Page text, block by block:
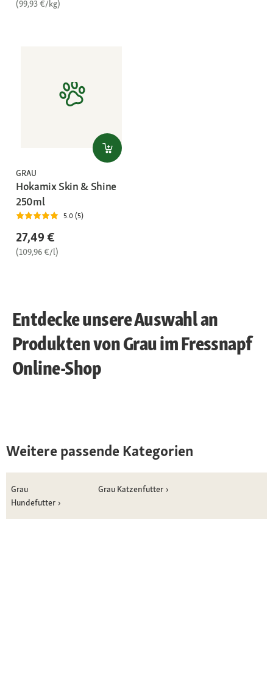
(99,93 €/kg)
GRAU
Hokamix Skin & Shine
250ml
5.0 (5)
27,49 €
(109,96 €/l)
Entdecke unsere Auswahl an
Produkten von Grau im Fressnapf
Online-Shop
Weitere passende Kategorien
Grau
Hundefutter
Grau Katzenfutter